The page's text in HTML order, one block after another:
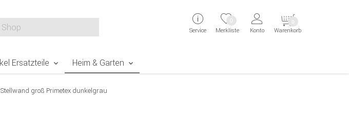
Service Merkliste
0
Konto Warenkorb
0
Ersatzteile Heim & Garten
Stellwand groß Primetex dunkelgrau